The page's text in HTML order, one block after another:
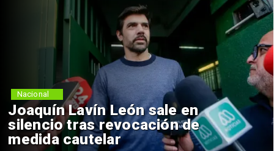
Joaquín Lavín León sale en
silencio tras revocación de
medida cautelar
Nacional